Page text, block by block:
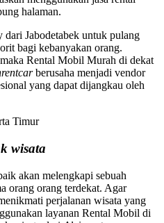
halaman.
Jabodetabek untuk pulang
bagi kebanyakan orang.
Rental Mobil Murah di dekat
berusaha menjadi vendor
yang dapat dijangkau oleh
wisata
akan melengkapi sebuah
orang orang terdekat. Agar
perjalanan wisata yang
layanan Rental Mobil di